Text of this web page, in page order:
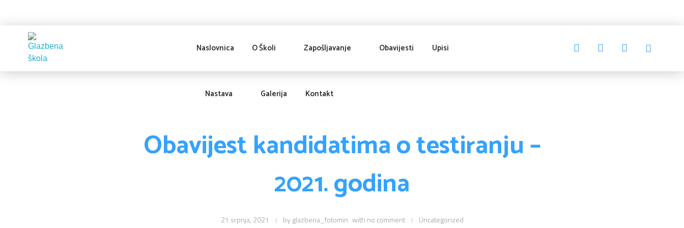
Naslovnica O Školi Zapošljavanje Obavijesti Upisi
Nastava Galerija Kontakt
Obavijest kandidatima o testiranju –
2021. godina
21 srpnja, 2021 by glazbena_fotomin with no comment Uncategorized